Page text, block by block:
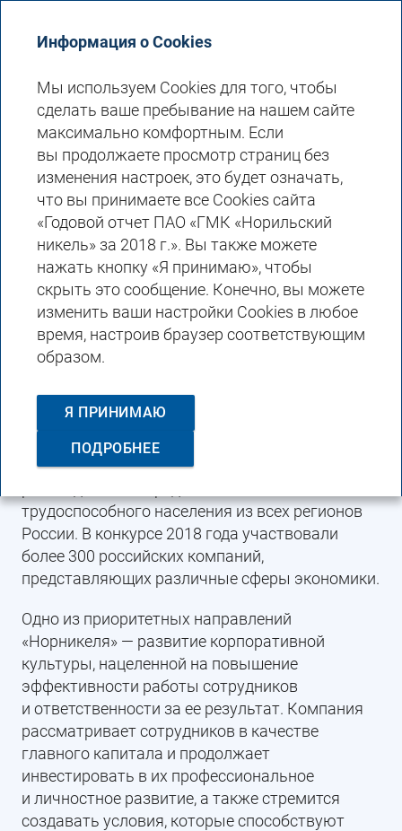
КАДРОВАЯ ПОЛИТИКА
«Норникель» вошел в рейтинг топ-5 лучших
работодателей России, проведенный кадровым
холдингом HeadHunter, заняв четвертое место
(первое место в отрасли). Премия «HR-бренд» —
это независимая ежегодная премия,
присуждаемая кадровым холдингом
HeadHunter за успешную работу над
репутацией компании как работодателя.
горно-металлургической отрасли по версии
международной премии Randstad Award.
Данное признание Компания получила
по результатам независимого опроса 9,5 тыс.
трудоспособного населения из всех регионов
России. В конкурсе 2018 года участвовали
более 300 российских компаний,
представляющих различные сферы экономики.
Одно из приоритетных направлений
«Норникеля» — развитие корпоративной
культуры, нацеленной на повышение
эффективности работы сотрудников
и ответственности за ее результат. Компания
рассматривает сотрудников в качестве
главного капитала и продолжает
инвестировать в их профессиональное
и личностное развитие, а также стремится
создавать условия, которые способствуют
Информация о Cookies
Мы используем Cookies для того, чтобы
сделать ваше пребывание на нашем сайте
максимально комфортным. Если
вы продолжаете просмотр страниц без
изменения настроек, это будет означать,
что вы принимаете все Cookies сайта
«Годовой отчет ПАО «ГМК «Норильский
никель» за 2018 г.». Вы также можете
нажать кнопку «Я принимаю», чтобы
скрыть это сообщение. Конечно, вы можете
изменить ваши настройки Cookies в любое
время, настроив браузер соответствующим
образом.
Я ПРИНИМАЮ
ПОДРОБНЕЕ